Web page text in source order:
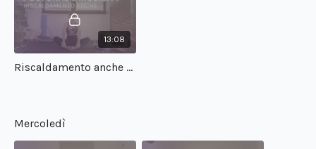
13:08
Riscaldamento anche #2
Mercoledì